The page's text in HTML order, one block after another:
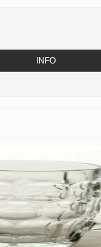
INFO